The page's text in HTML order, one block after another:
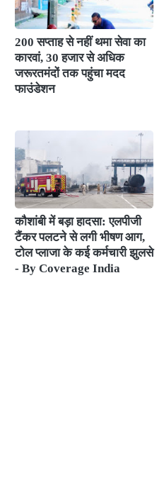
200 सप्ताह से नहीं थमा सेवा का
कारवां, 30 हजार से अधिक
जरूरतमंदों तक पहुंचा मदद
फाउंडेशन
कौशांबी में बड़ा हादसा: एलपीजी
टैंकर पलटने से लगी भीषण आग,
टोल प्लाजा के कई कर्मचारी झुलसे
- By Coverage India